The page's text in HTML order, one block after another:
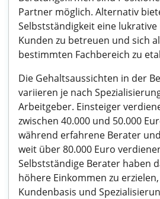
Partner möglich. Alternativ
Selbstständigkeit eine
Kunden zu betreuen und sich
bestimmten Fachbereich zu
Die Gehaltsaussichten in der
variieren je nach
Arbeitgeber. Einsteiger
zwischen 40.000 und 50.000
während erfahrene Berater
weit über 80.000 Euro
Selbstständige Berater haben
höhere Einkommen zu
Kundenbasis und